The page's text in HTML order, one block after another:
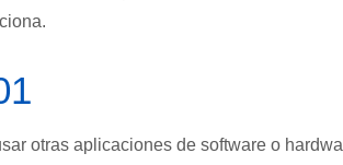
otras aplicaciones de software o